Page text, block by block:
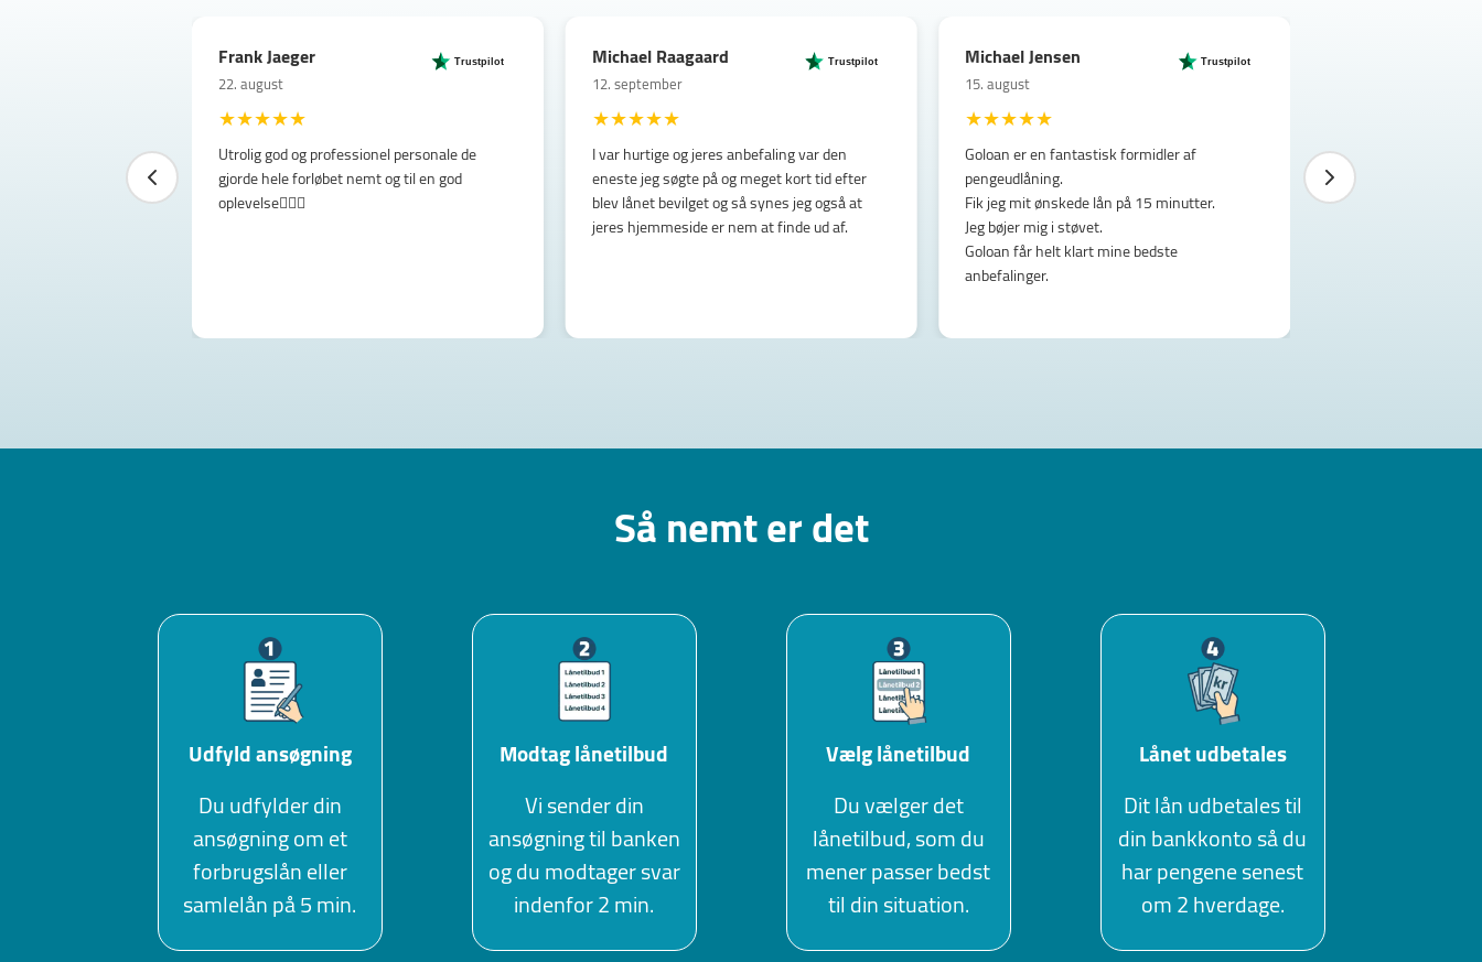
Frank Jaeger
22. august
Trustpilot
★★★★★
Utrolig god og professionel personale de
gjorde hele forløbet nemt og til en god
oplevelse👌🏼😊
Michael Raagaard
12. september
Trustpilot
★★★★★
I var hurtige og jeres anbefaling var den
eneste jeg søgte på og meget kort tid efter
blev lånet bevilget og så synes jeg også at
jeres hjemmeside er nem at finde ud af.
Michael Jensen
15. august
Trustpilot
★★★★★
Goloan er en fantastisk formidler af
pengeudlåning.
Fik jeg mit ønskede lån på 15 minutter.
Jeg bøjer mig i støvet.
Goloan får helt klart mine bedste
anbefalinger.
Så nemt er det
Udfyld ansøgning
Du udfylder din
ansøgning om et
forbrugslån eller
samlelån på 5 min.
Modtag lånetilbud
Vi sender din
ansøgning til banken
og du modtager svar
indenfor 2 min.
Vælg lånetilbud
Du vælger det
lånetilbud, som du
mener passer bedst
til din situation.
Lånet udbetales
Dit lån udbetales til
din bankkonto så du
har pengene senest
om 2 hverdage.